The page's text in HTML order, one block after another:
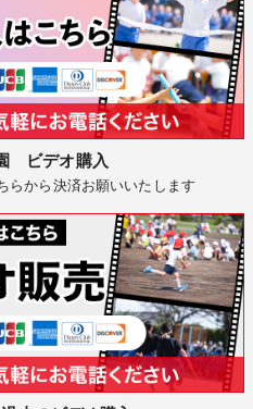
ビデオ購入
らから決済お願いいたします